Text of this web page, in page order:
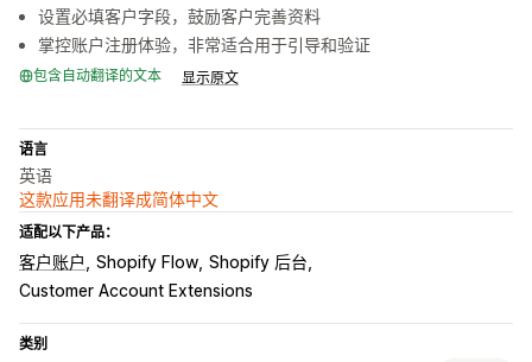
设置必填客户字段，鼓励客户完善资料
掌控账户注册体验，非常适合用于引导和验证
包含自动翻译的文本 显示原文
语言
英语
这款应用未翻译成简体中文
适配以下产品：
客户账户 Shopify Flow Shopify 后台
Customer Account Extensions
类别